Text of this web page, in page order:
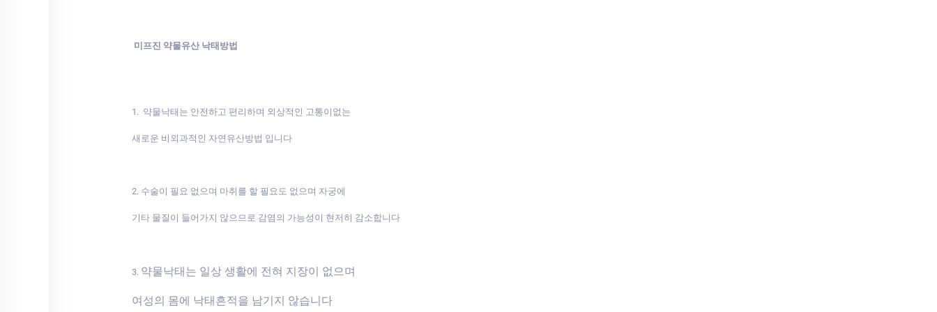
미프진 약물유산 낙태방법
1. 약물낙태는 안전하고 편리하며 외상적인 고통이없는
새로운 비외과적인 자연유산방법 입니다
2. 수술이 필요 없으며 마취를 할 필요도 없으며 자궁에
기타 물질이 들어가지 않으므로 감염의 가능성이 현저히 감소합니다
3. 약물낙태는 일상 생활에 전혀 지장이 없으며
여성의 몸에 낙태흔적을 남기지 않습니다